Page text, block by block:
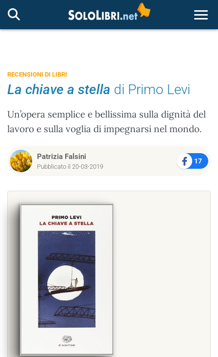
RECENSIONI DI LIBRI
La chiave a stella di Primo Levi
Un’opera semplice e bellissima sulla dignità del
lavoro e sulla voglia di impegnarsi nel mondo.
Patrizia Falsini
Pubblicato il 20-03-2019
17